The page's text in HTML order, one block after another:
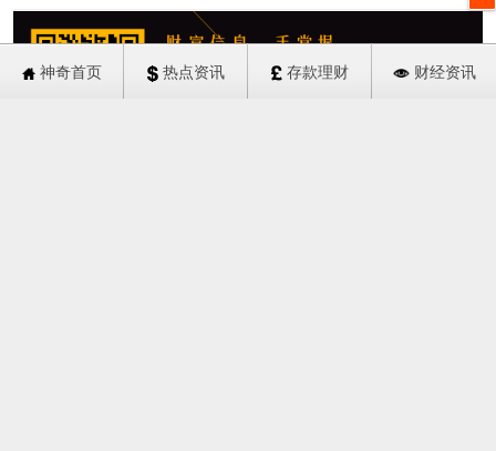
神奇首页 热点资讯 存款理财 财经资讯